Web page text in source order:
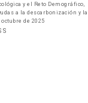
y el Reto Demográfico,
a la descarbonización y la
de 2025